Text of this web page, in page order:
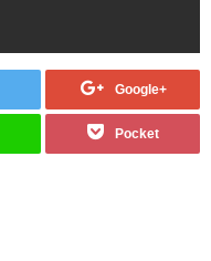
Google+
Pocket